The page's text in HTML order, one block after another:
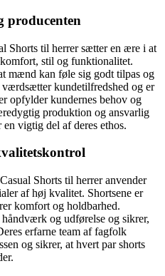
producenten
Shorts til herrer sætter en ære i at
stil og funktionalitet.
mænd kan føle sig godt tilpas og
kundetilfredshed og er
opfylder kundernes behov og
produktion og ansvarlig
vigtig del af deres ethos.
Shorts til herrer anvender
af høj kvalitet. Shortsene er
komfort og holdbarhed.
og udførelse og sikrer,
erfarne team af fagfolk
og sikrer, at hvert par shorts